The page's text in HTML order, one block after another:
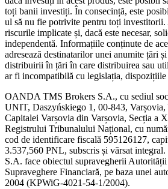
toți banii investiți. În consecință, este
ul să nu fie potrivite pentru toți
riscurile implicate și, dacă este necesar,
independentă. Informațiile conținute de
adresează destinatarilor unei anumite țări
distribuirii în țări în care distribuirea sau
ar fi incompatibilă cu legislația, dispozițiile
OANDA TMS Brokers S.A., cu sediul
UNIT, Daszyńskiego 1, 00-843, Varșovia,
Capitalei Varșovia din Varșovia, Secția a
Registrului Tribunalului Național, cu
cod de identificare fiscală 595126127,
3.537,560 PNL, subscris și vărsat
S.A. face obiectul supravegherii Autorității
Supraveghere Financiară, pe baza unei
2004 (KPWiG-4021-54-1/2004).